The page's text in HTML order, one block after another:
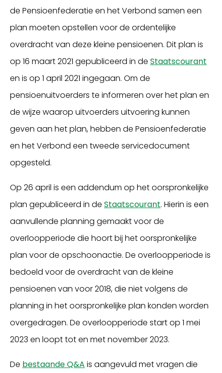
de Pensioenfederatie en het Verbond samen een
plan moeten opstellen voor de ordentelijke
overdracht van deze kleine pensioenen. Dit plan is
op 16 maart 2021 gepubliceerd in de Staatscourant
en is op 1 april 2021 ingegaan. Om de
pensioenuitvoerders te informeren over het plan en
de wijze waarop uitvoerders uitvoering kunnen
geven aan het plan, hebben de Pensioenfederatie
en het Verbond een tweede servicedocument
opgesteld.
Op 26 april is een addendum op het oorspronkelijke
plan gepubliceerd in de Staatscourant. Hierin is een
aanvullende planning gemaakt voor de
overloopperiode die hoort bij het oorspronkelijke
plan voor de opschoonactie. De overloopperiode is
bedoeld voor de overdracht van de kleine
pensioenen van voor 2018, die niet volgens de
planning in het oorspronkelijke plan konden worden
overgedragen. De overloopperiode start op 1 mei
2023 en loopt tot en met november 2023.
De bestaande Q&A is aangevuld met vragen die